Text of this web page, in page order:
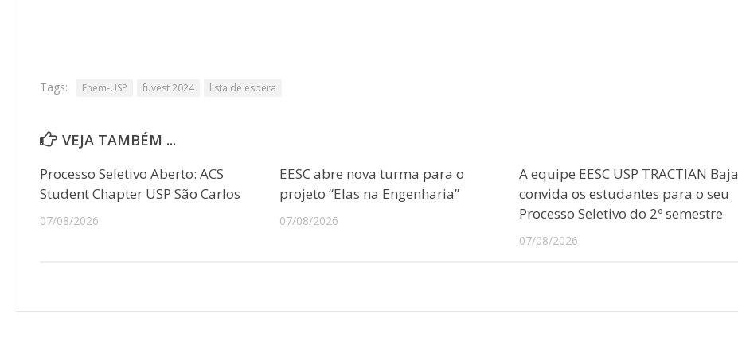
Tags: Enem-USP fuvest 2024 lista de espera
VEJA TAMBÉM ...
Processo Seletivo Aberto: ACS
Student Chapter USP São Carlos
07/08/2026
EESC abre nova turma para o
projeto “Elas na Engenharia”
07/08/2026
A equipe EESC USP TRACTIAN Baja
convida os estudantes para o seu
Processo Seletivo do 2º semestre
07/08/2026